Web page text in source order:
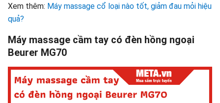
Xem thêm: Máy massage cổ loại nào tốt, giảm đau mỏi hiệu
quả?
Máy massage cầm tay có đèn hồng ngoại
Beurer MG70